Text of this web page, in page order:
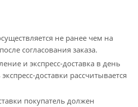
не ранее чем на
согласования заказа.
и экспресс-доставка в день
доставки рассчитывается
покупатель должен